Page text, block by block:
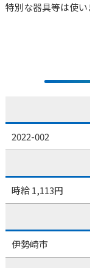
特別な器具等は使い
2022-002
時給 1,113円
伊勢崎市